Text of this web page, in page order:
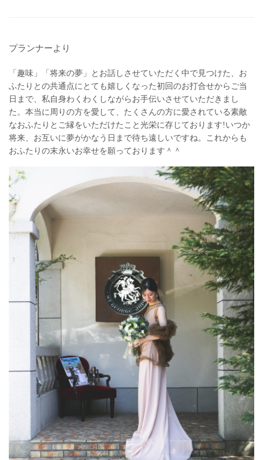
プランナーより
「趣味」「将来の夢」とお話しさせていただく中で見つけた、お
ふたりとの共通点にとても嬉しくなった初回のお打合せからご当
日まで、私自身わくわくしながらお手伝いさせていただきまし
た。本当に周りの方を愛して、たくさんの方に愛されている素敵
なおふたりとご縁をいただけたこと光栄に存じております!いつか
将来、お互いに夢がかなう日まで待ち遠しいですね。これからも
おふたりの末永いお幸せを願っております＾＾